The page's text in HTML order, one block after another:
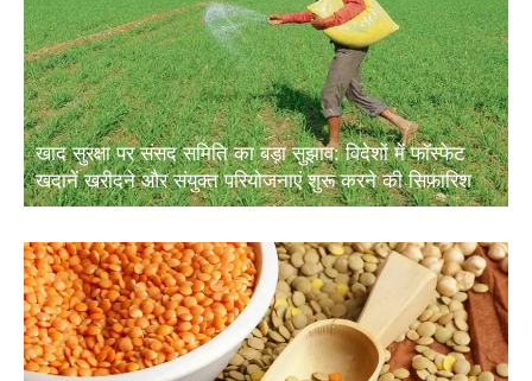
खाद सुरक्षा पर संसद समिति का बड़ा सुझाव: विदेशों में फॉस्फेट
खदानें खरीदने और संयुक्त परियोजनाएं शुरू करने की सिफारिश